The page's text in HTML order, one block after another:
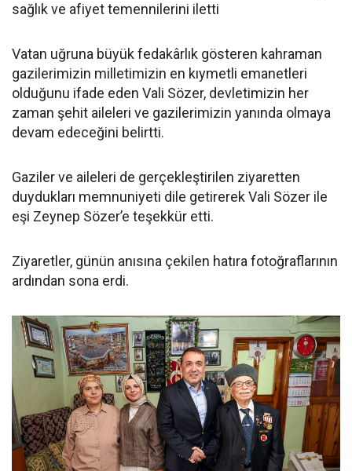
sağlık ve afiyet temennilerini iletti
Vatan uğruna büyük fedakârlık gösteren kahraman
gazilerimizin milletimizin en kıymetli emanetleri
olduğunu ifade eden Vali Sözer, devletimizin her
zaman şehit aileleri ve gazilerimizin yanında olmaya
devam edeceğini belirtti.
Gaziler ve aileleri de gerçekleştirilen ziyaretten
duydukları memnuniyeti dile getirerek Vali Sözer ile
eşi Zeynep Sözer’e teşekkür etti.
Ziyaretler, günün anısına çekilen hatıra fotoğraflarının
ardından sona erdi.